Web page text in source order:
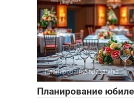
Планирование праздника
Планирование